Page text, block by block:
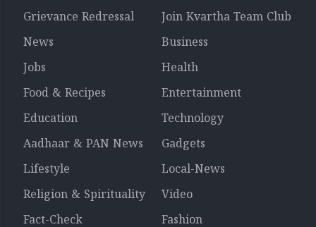
Grievance Redressal
Join Kvartha Team Club
News
Business
Jobs
Health
Food & Recipes
Entertainment
Education
Technology
Aadhaar & PAN News
Gadgets
Lifestyle
Local-News
Religion & Spirituality
Video
Fact-Check
Fashion